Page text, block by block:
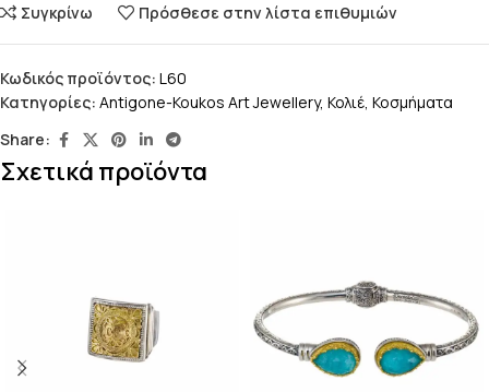
Συγκρίνω Πρόσθεσε στην λίστα επιθυμιών
Κωδικός προϊόντος: L60
Κατηγορίες: Antigone-Koukos Art Jewellery, Κολιέ, Κοσμήματα
Share:
Σχετικά προϊόντα